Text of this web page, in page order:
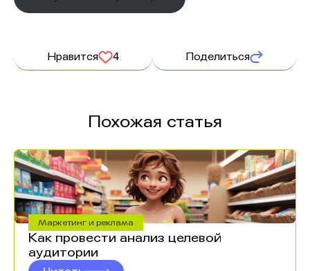
Нравится 4 Поделиться
Похожая статья
Маркетинг и реклама
Как провести анализ целевой
аудитории